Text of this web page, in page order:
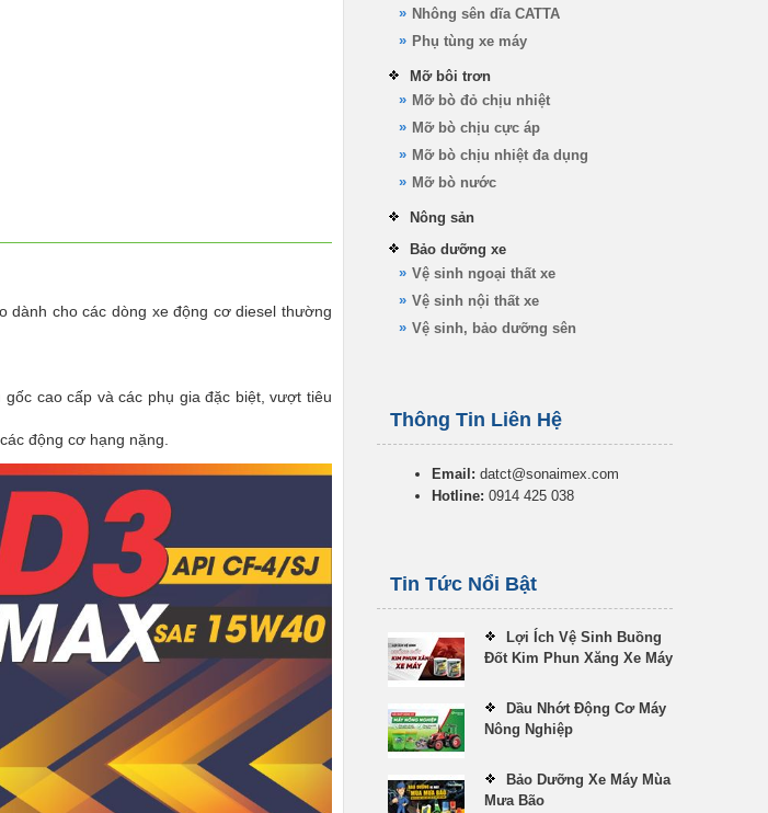
dành cho các dòng xe động cơ diesel thường
cao cấp và các phụ gia đặc biệt, vượt tiêu
động cơ hạng nặng.
Nhông sên dĩa CATTA
Phụ tùng xe máy
Mỡ bôi trơn
Mỡ bò đỏ chịu nhiệt
Mỡ bò chịu cực áp
Mỡ bò chịu nhiệt đa dụng
Mỡ bò nước
Nông sản
Bảo dưỡng xe
Vệ sinh ngoại thất xe
Vệ sinh nội thất xe
Vệ sinh, bảo dưỡng sên
Thông Tin Liên Hệ
Email: datct@sonaimex.com
Hotline: 0914 425 038
Tin Tức Nổi Bật
Lợi Ích Vệ Sinh Buồng
Đốt Kim Phun Xăng Xe Máy
Dầu Nhớt Động Cơ Máy
Nông Nghiệp
Bảo Dưỡng Xe Máy Mùa
Mưa Bão